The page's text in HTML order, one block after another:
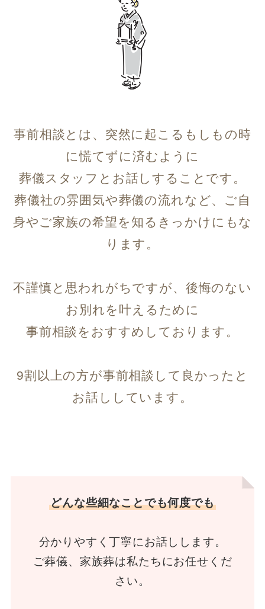
事前相談とは、突然に起こるもしもの時
に慌てずに済むように
葬儀スタッフとお話しすることです。
葬儀社の雰囲気や葬儀の流れなど、ご自
身やご家族の希望を知るきっかけにもな
ります。
不謹慎と思われがちですが、後悔のない
お別れを叶えるために
事前相談をおすすめしております。
9割以上の方が事前相談して良かったと
お話ししています。
どんな些細なことでも何度でも
分かりやすく丁寧にお話しします。
ご葬儀、家族葬は私たちにお任せくだ
さい。